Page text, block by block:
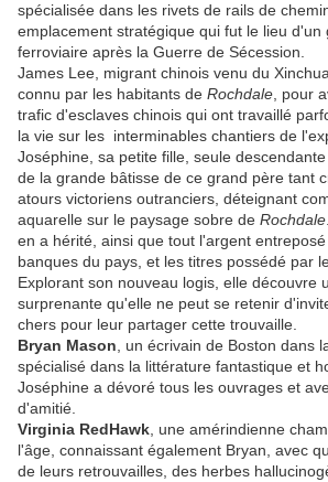
spécialisée dans les rivets de rails de
emplacement stratégique qui fut le lieu d'un
ferroviaire après la Guerre de Sécession.
James Lee, migrant chinois venu du
connu par les habitants de Rochdale , pour
trafic d'esclaves chinois qui ont travaillé
la vie sur les interminables chantiers de
Joséphine, sa petite fille, seule
de la grande bâtisse de ce grand père tant
atours victoriens outranciers, déteignant
aquarelle sur le paysage sobre de Rochdale
en a hérité, ainsi que tout l'argent
banques du pays, et les titres possédé par
Explorant son nouveau logis, elle découvre
surprenante qu'elle ne peut se retenir
chers pour leur partager cette trouvaille.
Bryan Mason , un écrivain de Boston dans
spécialisé dans la littérature fantastique et
Joséphine a dévoré tous les ouvrages et
d'amitié.
Virginia RedHawk , une amérindienne
l'âge, connaissant également Bryan, avec
de leurs retrouvailles, des herbes